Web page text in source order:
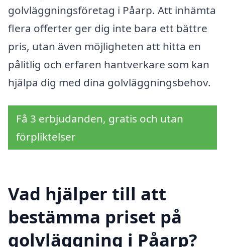
golvläggningsföretag i Påarp. Att inhämta
flera offerter ger dig inte bara ett bättre
pris, utan även möjligheten att hitta en
pålitlig och erfaren hantverkare som kan
hjälpa dig med dina golvläggningsbehov.
Få 3 erbjudanden, gratis och utan
förpliktelser
Vad hjälper till att
bestämma priset på
golvläggning i Påarp?